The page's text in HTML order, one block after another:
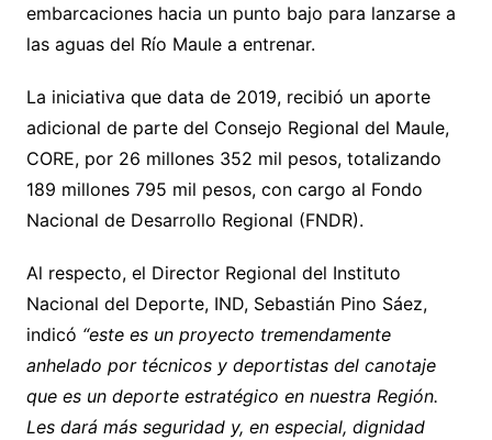
embarcaciones hacia un punto bajo para lanzarse a
las aguas del Río Maule a entrenar.
La iniciativa que data de 2019, recibió un aporte
adicional de parte del Consejo Regional del Maule,
CORE, por 26 millones 352 mil pesos, totalizando
189 millones 795 mil pesos, con cargo al Fondo
Nacional de Desarrollo Regional (FNDR).
Al respecto, el Director Regional del Instituto
Nacional del Deporte, IND, Sebastián Pino Sáez,
indicó “este es un proyecto tremendamente
anhelado por técnicos y deportistas del canotaje
que es un deporte estratégico en nuestra Región.
Les dará más seguridad y, en especial, dignidad